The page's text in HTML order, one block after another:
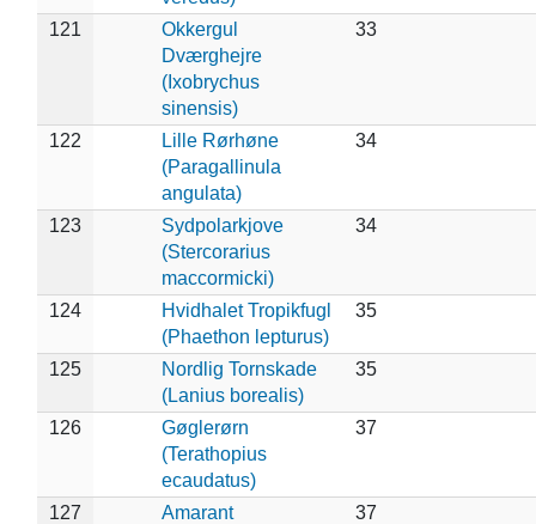
121
Okkergul
Dværghejre
(Ixobrychus
sinensis)
33
122
Lille Rørhøne
(Paragallinula
angulata)
34
123
Sydpolarkjove
(Stercorarius
maccormicki)
34
124
Hvidhalet Tropikfugl
(Phaethon lepturus)
35
125
Nordlig Tornskade
(Lanius borealis)
35
126
Gøglerørn
(Terathopius
ecaudatus)
37
127
Amarant
37